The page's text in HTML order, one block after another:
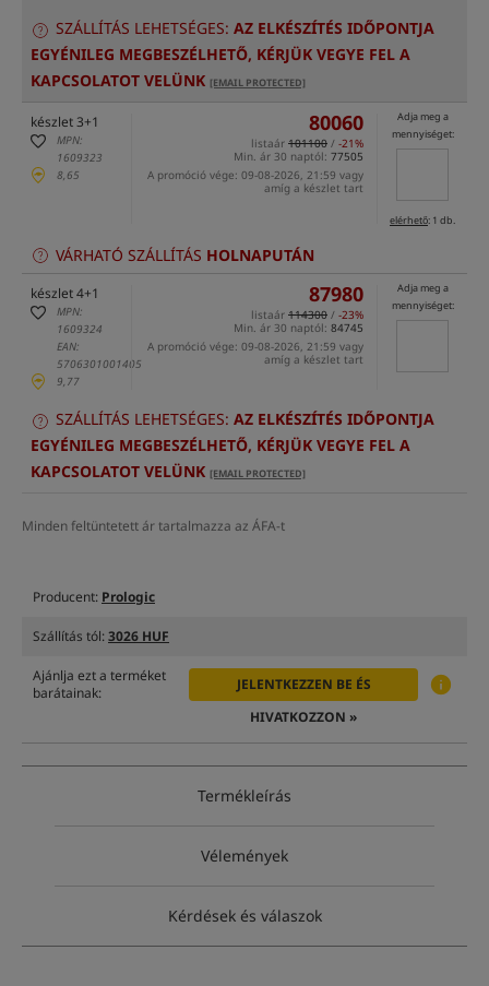
SZÁLLÍTÁS LEHETSÉGES: AZ ELKÉSZÍTÉS IDŐPONTJA
EGYÉNILEG MEGBESZÉLHETŐ, KÉRJÜK VEGYE FEL A
KAPCSOLATOT VELÜNK [EMAIL PROTECTED]
készlet 3+1
MPN:
1609323
8,65
80060
listaár 101100 / -21%
Min. ár 30 naptól: 77505
A promóció vége: 09-08-2026, 21:59 vagy
amíg a készlet tart
Adja meg a
mennyiséget:
elérhető: 1 db.
VÁRHATÓ SZÁLLÍTÁS HOLNAPUTÁN
készlet 4+1
MPN:
1609324
EAN:
5706301001405
9,77
87980
listaár 114300 / -23%
Min. ár 30 naptól: 84745
A promóció vége: 09-08-2026, 21:59 vagy
amíg a készlet tart
Adja meg a
mennyiséget:
SZÁLLÍTÁS LEHETSÉGES: AZ ELKÉSZÍTÉS IDŐPONTJA
EGYÉNILEG MEGBESZÉLHETŐ, KÉRJÜK VEGYE FEL A
KAPCSOLATOT VELÜNK [EMAIL PROTECTED]
Minden feltüntetett ár tartalmazza az ÁFA-t
Producent: Prologic
Szállítás tól:3026 HUF
Ajánlja ezt a terméket
barátainak:
JELENTKEZZEN BE ÉS
HIVATKOZZON »
Termékleírás
Vélemények
Kérdések és válaszok